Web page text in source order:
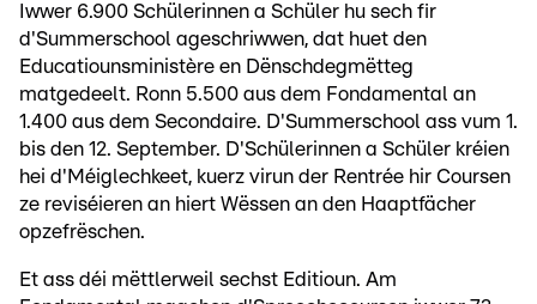
Iwwer 6.900 Schülerinnen a Schüler hu sech fir
d'Summerschool ageschriwwen, dat huet den
Educatiounsministère en Dënschdegmëtteg
matgedeelt. Ronn 5.500 aus dem Fondamental an
1.400 aus dem Secondaire. D'Summerschool ass vum 1.
bis den 12. September. D'Schülerinnen a Schüler kréien
hei d'Méiglechkeet, kuerz virun der Rentrée hir Coursen
ze reviséieren an hiert Wëssen an den Haaptfächer
opzefrëschen.
Et ass déi mëttlerweil sechst Editioun. Am